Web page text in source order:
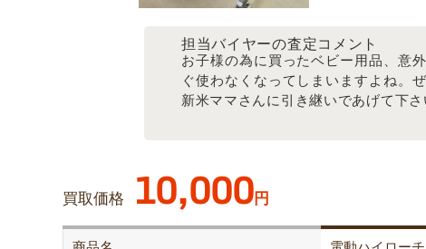
担当バイヤーの査定コメント
お子様の為に買ったベビー用品、意
ぐ使わなくなってしまいますよね。ぜ
新米ママさんに引き継いであげて下
買取価格 10,000円